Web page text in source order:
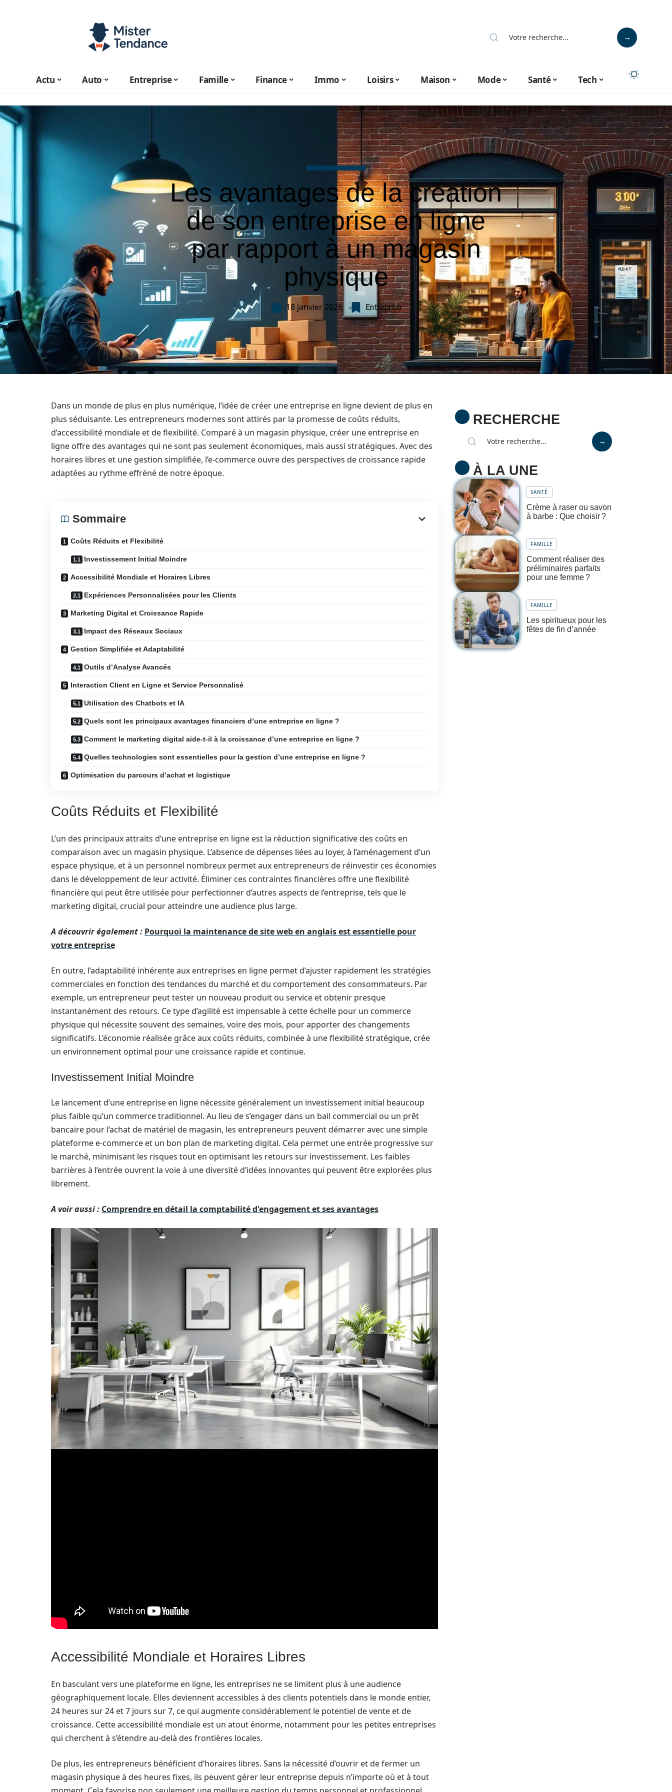
Actu Auto Entreprise Famille Finance Immo Loisirs Maison Mode Santé Tech
Les avantages de la création
de son entreprise en ligne
par rapport à un magasin
physique
18 janvier 2026 Entreprise
Dans un monde de plus en plus numérique, l’idée de créer une entreprise en ligne devient de plus en
plus séduisante. Les entrepreneurs modernes sont attirés par la promesse de coûts réduits,
d’accessibilité mondiale et de flexibilité. Comparé à un magasin physique, créer une entreprise en
ligne offre des avantages qui ne sont pas seulement économiques, mais aussi stratégiques. Avec des
horaires libres et une gestion simplifiée, l’e-commerce ouvre des perspectives de croissance rapide
adaptées au rythme effréné de notre époque.
Sommaire
Coûts Réduits et Flexibilité
Investissement Initial Moindre
Accessibilité Mondiale et Horaires Libres
Expériences Personnalisées pour les Clients
Marketing Digital et Croissance Rapide
Impact des Réseaux Sociaux
Gestion Simplifiée et Adaptabilité
Outils d’Analyse Avancés
Interaction Client en Ligne et Service Personnalisé
Utilisation des Chatbots et IA
Quels sont les principaux avantages financiers d’une entreprise en ligne ?
Comment le marketing digital aide-t-il à la croissance d’une entreprise en ligne ?
Quelles technologies sont essentielles pour la gestion d’une entreprise en ligne ?
Optimisation du parcours d’achat et logistique
Coûts Réduits et Flexibilité
L’un des principaux attraits d’une entreprise en ligne est la réduction significative des coûts en
comparaison avec un magasin physique. L’absence de dépenses liées au loyer, à l’aménagement d’un
espace physique, et à un personnel nombreux permet aux entrepreneurs de réinvestir ces économies
dans le développement de leur activité. Éliminer ces contraintes financières offre une flexibilité
financière qui peut être utilisée pour perfectionner d’autres aspects de l’entreprise, tels que le
marketing digital, crucial pour atteindre une audience plus large.
A découvrir également : Pourquoi la maintenance de site web en anglais est essentielle pour
votre entreprise
En outre, l’adaptabilité inhérente aux entreprises en ligne permet d’ajuster rapidement les stratégies
commerciales en fonction des tendances du marché et du comportement des consommateurs. Par
exemple, un entrepreneur peut tester un nouveau produit ou service et obtenir presque
instantanément des retours. Ce type d’agilité est impensable à cette échelle pour un commerce
physique qui nécessite souvent des semaines, voire des mois, pour apporter des changements
significatifs. L’économie réalisée grâce aux coûts réduits, combinée à une flexibilité stratégique, crée
un environnement optimal pour une croissance rapide et continue.
Investissement Initial Moindre
Le lancement d’une entreprise en ligne nécessite généralement un investissement initial beaucoup
plus faible qu’un commerce traditionnel. Au lieu de s’engager dans un bail commercial ou un prêt
bancaire pour l’achat de matériel de magasin, les entrepreneurs peuvent démarrer avec une simple
plateforme e-commerce et un bon plan de marketing digital. Cela permet une entrée progressive sur
le marché, minimisant les risques tout en optimisant les retours sur investissement. Les faibles
barrières à l’entrée ouvrent la voie à une diversité d’idées innovantes qui peuvent être explorées plus
librement.
A voir aussi : Comprendre en détail la comptabilité d'engagement et ses avantages
Accessibilité Mondiale et Horaires Libres
En basculant vers une plateforme en ligne, les entreprises ne se limitent plus à une audience
géographiquement locale. Elles deviennent accessibles à des clients potentiels dans le monde entier,
24 heures sur 24 et 7 jours sur 7, ce qui augmente considérablement le potentiel de vente et de
croissance. Cette accessibilité mondiale est un atout énorme, notamment pour les petites entreprises
qui cherchent à s’étendre au-delà des frontières locales.
De plus, les entrepreneurs bénéficient d’horaires libres. Sans la nécessité d’ouvrir et de fermer un
magasin physique à des heures fixes, ils peuvent gérer leur entreprise depuis n’importe où et à tout
RECHERCHE
À LA UNE
SANTÉ
Crème à raser ou savon
à barbe : Que choisir ?
FAMILLE
Comment réaliser des
préliminaires parfaits
pour une femme ?
FAMILLE
Les spiritueux pour les
fêtes de fin d’année